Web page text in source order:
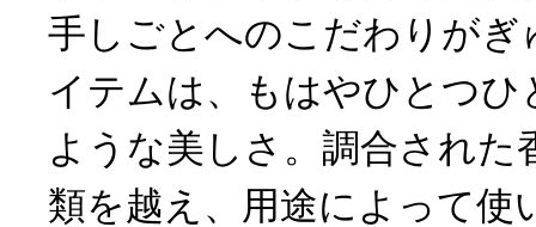
手しごとへのこだわりが
イテムは、もはやひとつひ
ような美しさ。調合された
類を越え、用途によって使